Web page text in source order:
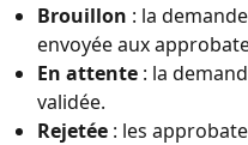
Brouillon : la
envoyée aux
En attente : la
validée.
Rejetée : les